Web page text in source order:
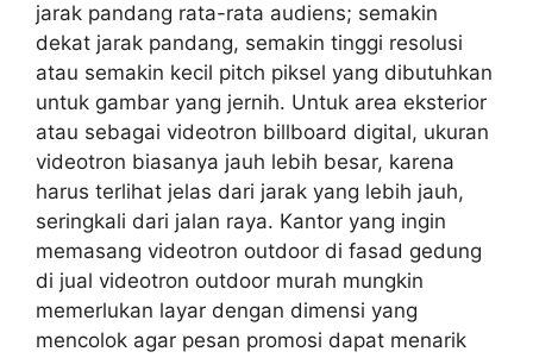
jarak pandang rata-rata audiens; semakin
dekat jarak pandang, semakin tinggi resolusi
atau semakin kecil pitch piksel yang dibutuhkan
untuk gambar yang jernih. Untuk area eksterior
atau sebagai videotron billboard digital, ukuran
videotron biasanya jauh lebih besar, karena
harus terlihat jelas dari jarak yang lebih jauh,
seringkali dari jalan raya. Kantor yang ingin
memasang videotron outdoor di fasad gedung
di jual videotron outdoor murah mungkin
memerlukan layar dengan dimensi yang
mencolok agar pesan promosi dapat menarik